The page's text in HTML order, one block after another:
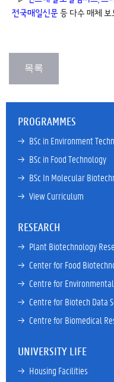
전국매일신문등 다수 매체 보
PROGRAMMES
→ BSc in Environment
→ BSc in Food Technology
→ BSc In Molecular
→ View Curriculum
RESEARCH
→ Plant Biotechnology
→ Center for Food
→ Centre for
→ Centre for Biotech Data
→ Centre for Biomedical
UNIVERSITY LIFE
→ Housing Facilities